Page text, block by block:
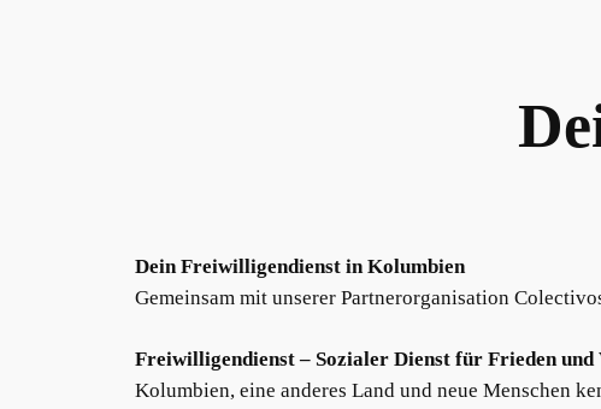
Dein Freiwilligendienst in Kolumbien
Gemeinsam mit unserer Partnerorganisation
Freiwilligendienst – Sozialer Dienst für Frieden und
Kolumbien, eine anderes Land und neue Menschen